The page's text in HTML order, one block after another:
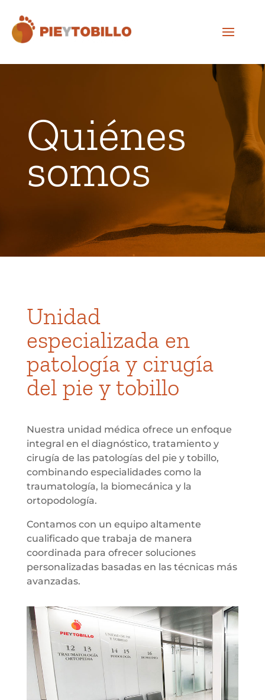
Quiénes
somos
Unidad
especializada en
patología y cirugía
del pie y tobillo
Nuestra unidad médica ofrece un enfoque
integral en el diagnóstico, tratamiento y
cirugía de las patologías del pie y tobillo,
combinando especialidades como la
traumatología, la biomecánica y la
ortopodología.
Contamos con un equipo altamente
cualificado que trabaja de manera
coordinada para ofrecer soluciones
personalizadas basadas en las técnicas más
avanzadas.